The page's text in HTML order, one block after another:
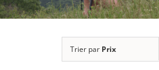
Trier par Prix